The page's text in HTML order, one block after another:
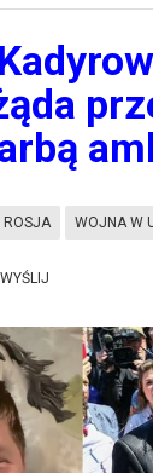
ROSJA WOJNA W
WYŚLIJ